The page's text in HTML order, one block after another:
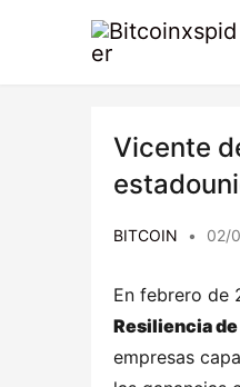
Vicente
BITCOIN • 02/
En febrero de
Resiliencia
empresas